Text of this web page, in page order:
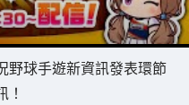
野球手遊新資訊發表環節